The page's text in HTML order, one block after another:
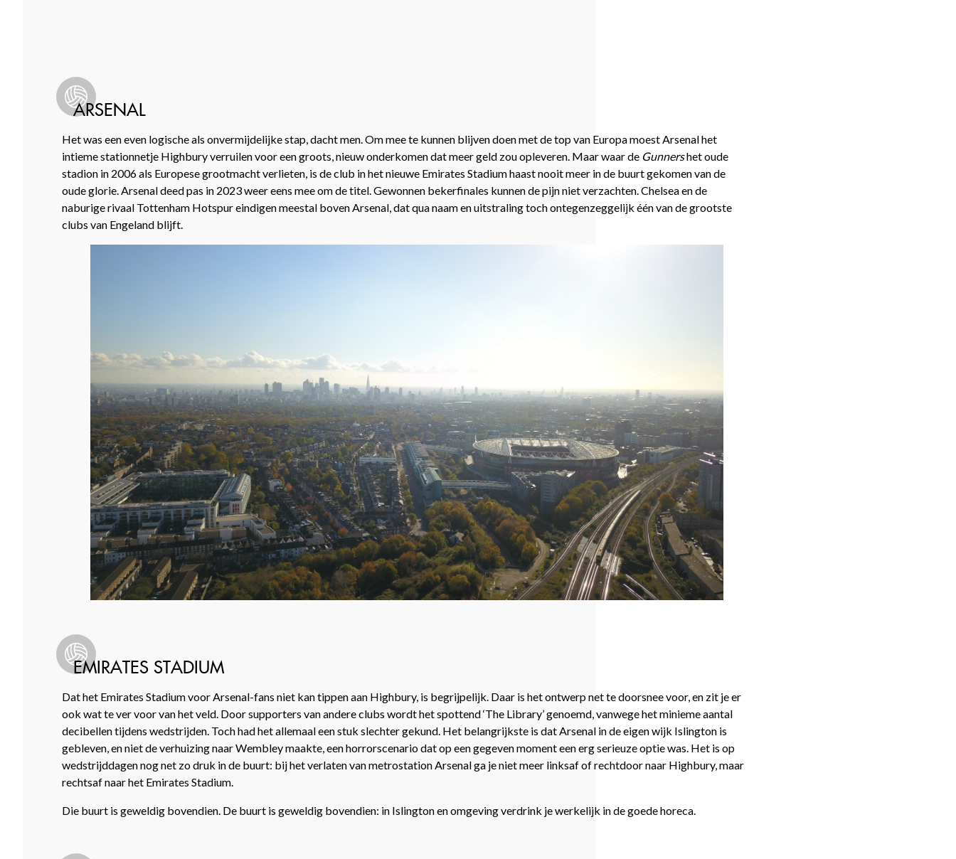
ARSENAL
Het was een even logische als onvermijdelijke stap, dacht men. Om mee te kunnen blijven doen met de top van Europa moest Arsenal het
intieme stationnetje Highbury verruilen voor een groots, nieuw onderkomen dat meer geld zou opleveren. Maar waar de Gunnershet oude
stadion in 2006 als Europese grootmacht verlieten, is de club in het nieuwe Emirates Stadium haast nooit meer in de buurt gekomen van de
oude glorie. Arsenal deed pas in 2023 weer eens mee om de titel. Gewonnen bekerfinales kunnen de pijn niet verzachten. Chelsea en de
naburige rivaal Tottenham Hotspur eindigen meestal boven Arsenal, dat qua naam en uitstraling toch ontegenzeggelijk één van de grootste
clubs van Engeland blijft.
EMIRATES STADIUM
Dat het Emirates Stadium voor Arsenal-fans niet kan tippen aan Highbury, is begrijpelijk. Daar is het ontwerp net te doorsnee voor, en zit je er
ook wat te ver voor van het veld. Door supporters van andere clubs wordt het spottend ‘The Library’ genoemd, vanwege het minieme aantal
decibellen tijdens wedstrijden. Toch had het allemaal een stuk slechter gekund. Het belangrijkste is dat Arsenal in de eigen wijk Islington is
gebleven, en niet de verhuizing naar Wembley maakte, een horrorscenario dat op een gegeven moment een erg serieuze optie was. Het is op
wedstrijddagen nog net zo druk in de buurt: bij het verlaten van metrostation Arsenal ga je niet meer linksaf of rechtdoor naar Highbury, maar
rechtsaf naar het Emirates Stadium.
Die buurt is geweldig bovendien. De buurt is geweldig bovendien: in Islington en omgeving verdrink je werkelijk in de goede horeca.